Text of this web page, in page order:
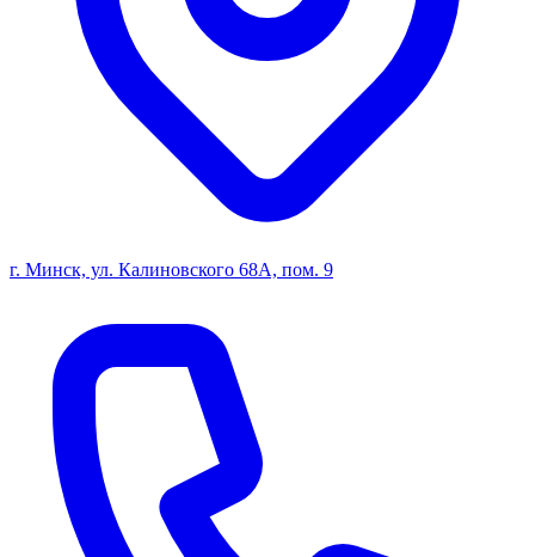
г. Минск, ул. Калиновского 68А, пом. 9